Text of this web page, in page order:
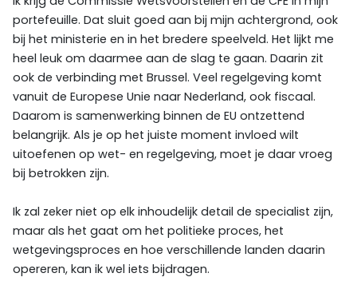
portefeuille. Dat sluit goed aan bij mijn achtergrond, ook
bij het ministerie en in het bredere speelveld. Het lijkt me
heel leuk om daarmee aan de slag te gaan. Daarin zit
ook de verbinding met Brussel. Veel regelgeving komt
vanuit de Europese Unie naar Nederland, ook fiscaal.
Daarom is samenwerking binnen de EU ontzettend
belangrijk. Als je op het juiste moment invloed wilt
uitoefenen op wet- en regelgeving, moet je daar vroeg
bij betrokken zijn.
Ik zal zeker niet op elk inhoudelijk detail de specialist zijn,
maar als het gaat om het politieke proces, het
wetgevingsproces en hoe verschillende landen daarin
opereren, kan ik wel iets bijdragen.